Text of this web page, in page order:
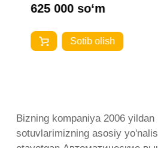
625 000 so‘m
Sotib olish
Bizning kompaniya 2006
sotuvlarimizning asosiy